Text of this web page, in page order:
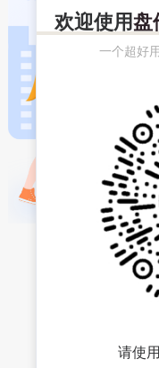
欢迎使用盘
一个超好
请使用